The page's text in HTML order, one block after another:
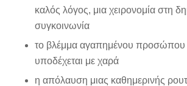
καλός λόγος, μια χειρονομία στη
συγκοινωνία
το βλέμμα αγαπημένου
υποδέχεται με χαρά
η απόλαυση μιας καθημερινής